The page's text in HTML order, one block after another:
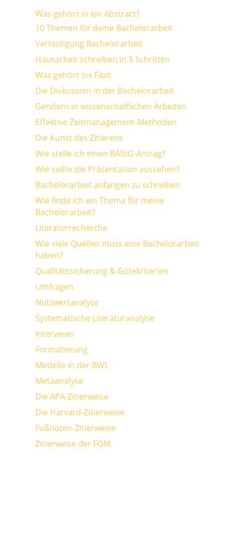
Was gehört in ein Abstract?
10 Themen für deine Bachelorarbeit
Verteidigung Bachelorarbeit
Hausarbeit schreiben in 5 Schritten
Was gehört ins Fazit
Die Diskussion in der Bachelorarbeit
Gendern in wissenschaftlichen Arbeiten
Effektive Zeitmanagement-Methoden
Die Kunst des Zitierens
Wie stelle ich einen BAföG-Antrag?
Wie sollte die Präsentation aussehen?
Bachelorarbeit anfangen zu schreiben
Wie finde ich ein Thema für meine
Bachelorarbeit?
Literaturrecherche
Wie viele Quellen muss eine Bachelorarbeit
haben?
Qualitätssicherung & Gütekriterien
Umfragen
Nutzwertanalyse
Systematische Literaturanalyse
Interviews
Formatierung
Modelle in der BWL
Metaanalyse
Die APA-Zitierweise
Die Harvard-Zitierweise
Fußnoten-Zitierweise
Zitierweise der FOM